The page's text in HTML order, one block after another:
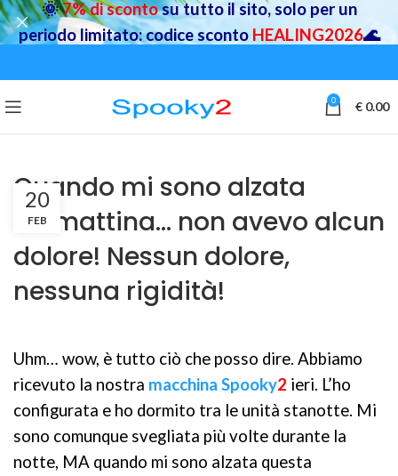
0 € 0.00
Quando mi sono alzata
stamattina… non avevo alcun
dolore! Nessun dolore,
nessuna rigidità!
20
FEB
Uhm… wow, è tutto ciò che posso dire. Abbiamo
ricevuto la nostra macchina Spooky2 ieri. L’ho
configurata e ho dormito tra le unità stanotte. Mi
sono comunque svegliata più volte durante la
notte, MA quando mi sono alzata questa
🌞7% di scontosu tutto il sito, solo per un
periodo limitato: codice sconto HEALING2026🌊